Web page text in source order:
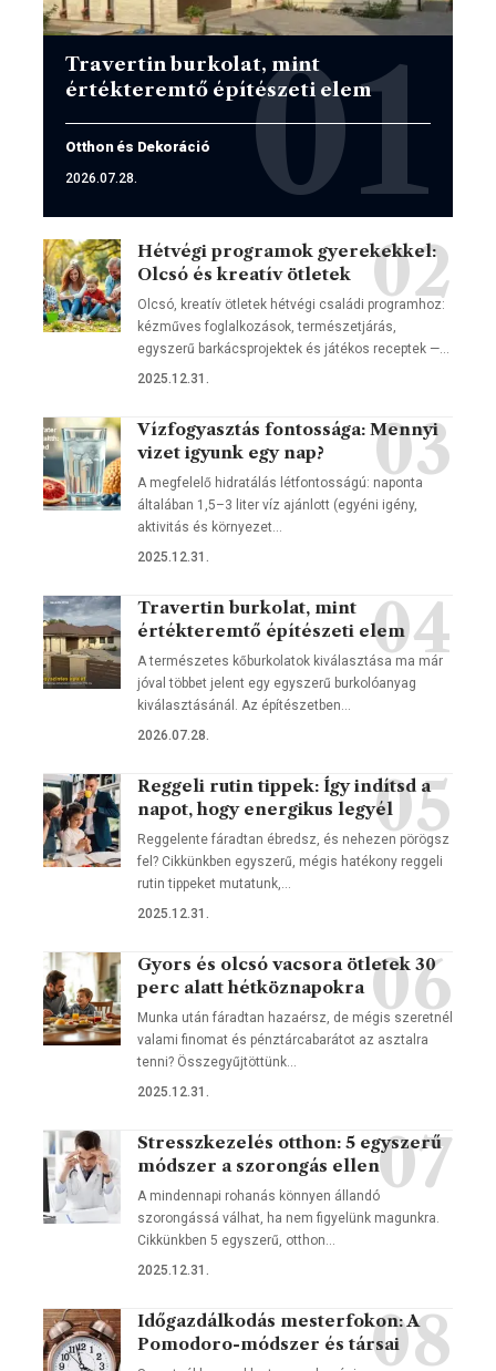
Travertin burkolat, mint
értékteremtő építészeti elem
Otthon és Dekoráció
2026.07.28.
Hétvégi programok gyerekekkel:
Olcsó és kreatív ötletek
Olcsó, kreatív ötletek hétvégi családi programhoz:
kézműves foglalkozások, természetjárás,
egyszerű barkácsprojektek és játékos receptek —…
2025.12.31.
Vízfogyasztás fontossága: Mennyi
vizet igyunk egy nap?
A megfelelő hidratálás létfontosságú: naponta
általában 1,5–3 liter víz ajánlott (egyéni igény,
aktivitás és környezet…
2025.12.31.
Travertin burkolat, mint
értékteremtő építészeti elem
A természetes kőburkolatok kiválasztása ma már
jóval többet jelent egy egyszerű burkolóanyag
kiválasztásánál. Az építészetben…
2026.07.28.
Reggeli rutin tippek: Így indítsd a
napot, hogy energikus legyél
Reggelente fáradtan ébredsz, és nehezen pörögsz
fel? Cikkünkben egyszerű, mégis hatékony reggeli
rutin tippeket mutatunk,…
2025.12.31.
Gyors és olcsó vacsora ötletek 30
perc alatt hétköznapokra
Munka után fáradtan hazaérsz, de mégis szeretnél
valami finomat és pénztárcabarátot az asztalra
tenni? Összegyűjtöttünk…
2025.12.31.
Stresszkezelés otthon: 5 egyszerű
módszer a szorongás ellen
A mindennapi rohanás könnyen állandó
szorongássá válhat, ha nem figyelünk magunkra.
Cikkünkben 5 egyszerű, otthon…
2025.12.31.
Időgazdálkodás mesterfokon: A
Pomodoro-módszer és társai